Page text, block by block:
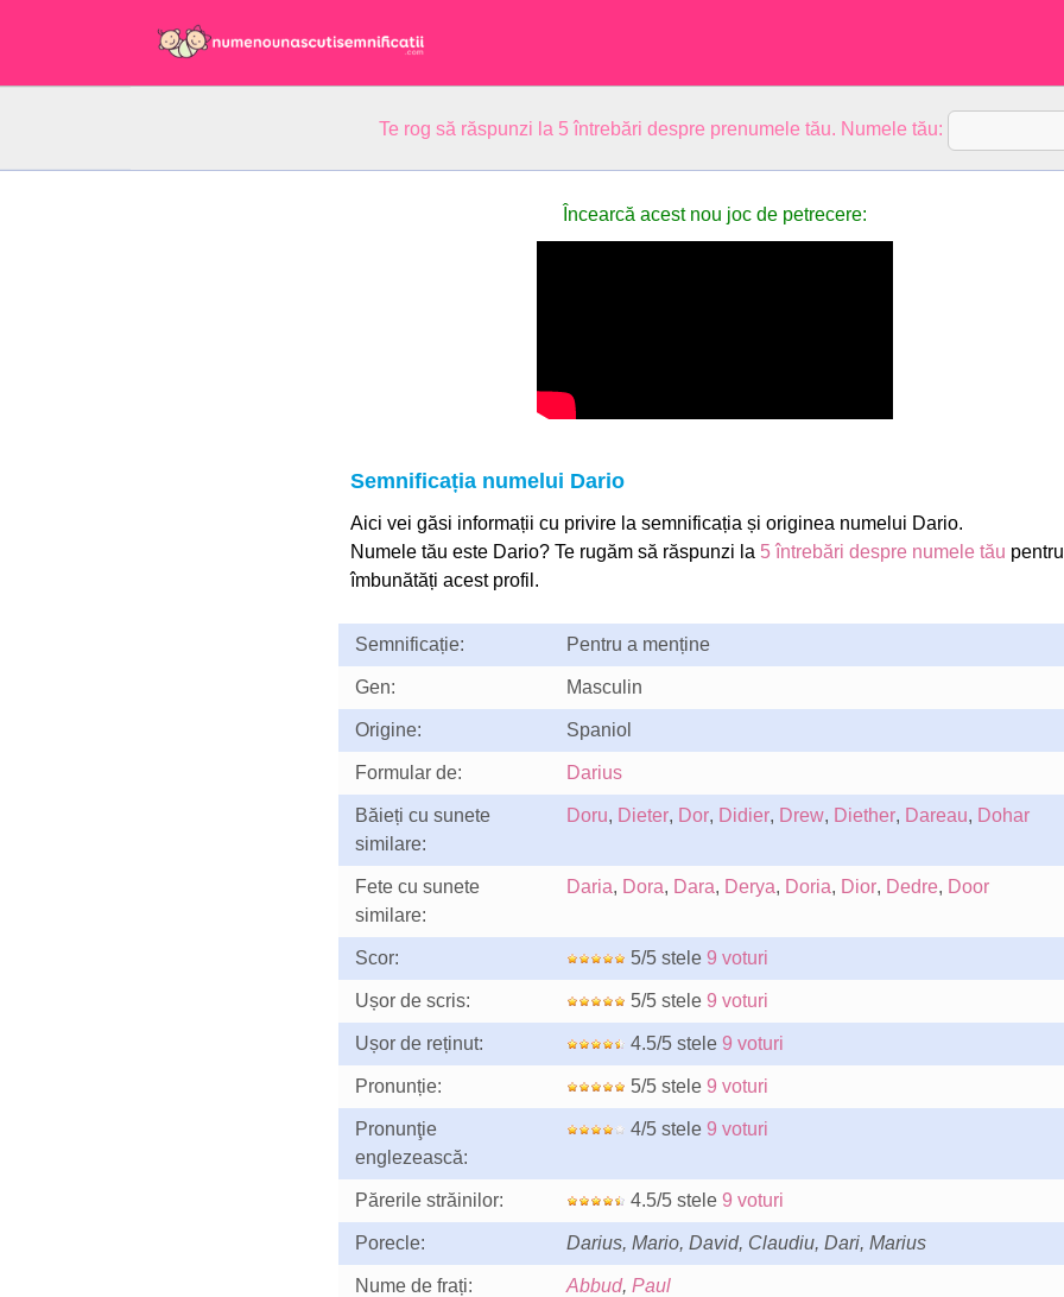
Te rog să răspunzi la 5 întrebări despre prenumele tău. Numele tău:
Încearcă acest nou joc de petrecere:
Semnificația numelui Dario
Aici vei găsi informații cu privire la semnificația și originea numelui Dario.
Numele tău este Dario? Te rugăm să răspunzi la 5 întrebări despre numele tău
îmbunătăți acest profil.
Semnificație: Pentru a menține
Gen: Masculin
Origine: Spaniol
Formular de: Darius
Băieți cu sunete
similare:
Doru, Dieter, Dor, Didier, Drew, Diether, Dareau, Dohar
Fete cu sunete
similare:
Daria, Dora, Dara, Derya, Doria, Dior, Dedre, Door
Scor: 5/5 stele 9 voturi
Ușor de scris: 5/5 stele 9 voturi
Ușor de reținut: 4.5/5 stele 9 voturi
Pronunție: 5/5 stele 9 voturi
Pronunţie
englezească:
4/5 stele 9 voturi
Părerile străinilor: 4.5/5 stele 9 voturi
Porecle: Darius, Mario, David, Claudiu, Dari, Marius
Nume de frați: Abbud, Paul